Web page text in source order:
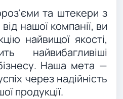
та штекери з
нашої компанії, ви
найвищої якості,
найвибагливіші
Наша мета —
через надійність
продукції.